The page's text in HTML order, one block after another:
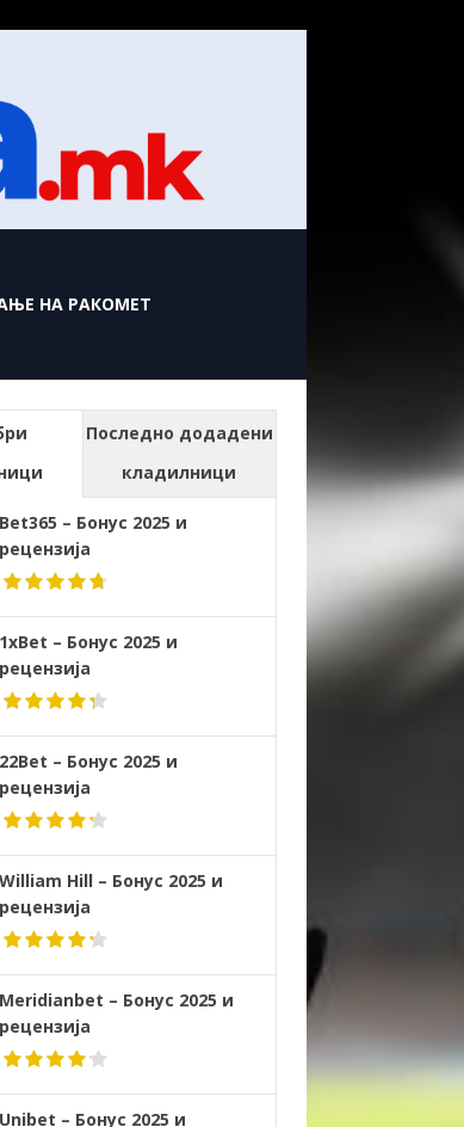
НА РАКОМЕТ
Последно додадени
кладилници
Bet365 – Бонус 2025 и
рецензија
1xBet – Бонус 2025 и
рецензија
22Bet – Бонус 2025 и
рецензија
William Hill – Бонус 2025 и
рецензија
Meridianbet – Бонус 2025 и
рецензија
Unibet – Бонус 2025 и